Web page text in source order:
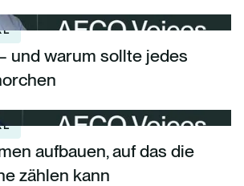
und warum sollte jedes
aufbauen, auf das die
zählen kann